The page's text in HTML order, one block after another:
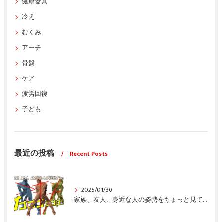
冷え
むくみ
アーチ
骨盤
ケア
疲労回復
子ども
最近の投稿 Recent Posts
2025/01/30
家族、友人、身近な人の姿勢をちょっと見てみませんか？